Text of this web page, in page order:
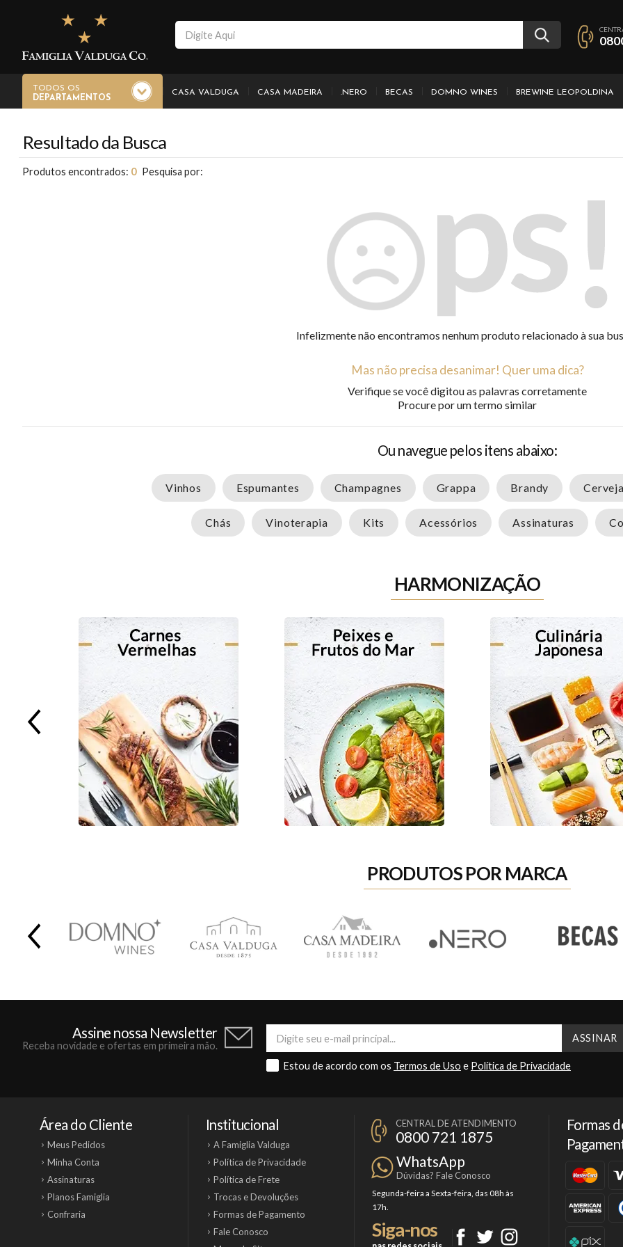
TODOS OS
DEPARTAMENTOS
CASA VALDUGA CASA MADEIRA .NERO BECAS DOMNO WINES BREWINE LEOPOLDINA
Resultado da Busca
Produtos encontrados: 0 Pesquisa por:
Infelizmente não encontramos nenhum produto relacionado à sua
Mas não precisa desanimar! Quer uma dica?
Verifique se você digitou as palavras corretamente
Procure por um termo similar
Ou navegue pelos itens abaixo:
Vinhos Espumantes Champagnes Grappa Brandy
Chás Vinoterapia Kits Acessórios Assinaturas
HARMONIZAÇÃO
Previous
PRODUTOS POR MARCA
Previous
Sommos
Assine nossa Newsletter
Receba novidade e ofertas em primeira mão.
Estou de acordo com os Termos de Uso e Política de Privacidade
Área do Cliente
Meus Pedidos
Minha Conta
Assinaturas
Planos Famiglia
Confraria
Institucional
A Famiglia Valduga
Política de Privacidade
Política de Frete
Trocas e Devoluções
Formas de Pagamento
Fale Conosco
CENTRAL DE ATENDIMENTO
0800 721 1875
WhatsApp
Dúvidas? Fale Conosco
Segunda-feira a Sexta-feira, das 08h às
17h.
Siga-nos
Formas